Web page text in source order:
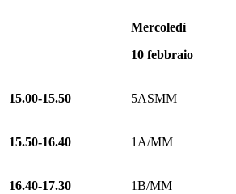
Mercoledì
10 febbraio
15.00-15.50 5ASMM
15.50-16.40 1A/MM
16.40-17.30 1B/MM